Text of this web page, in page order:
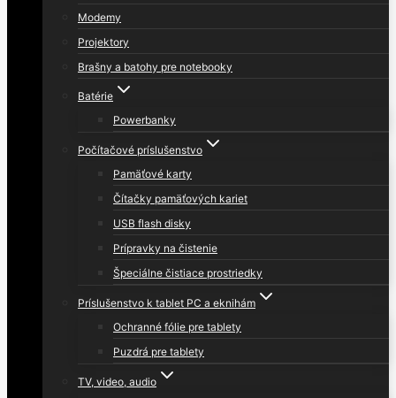
Modemy
Projektory
Brašny a batohy pre notebooky
Batérie
Powerbanky
Počítačové príslušenstvo
Pamäťové karty
Čítačky pamäťových kariet
USB flash disky
Prípravky na čistenie
Špeciálne čistiace prostriedky
Príslušenstvo k tablet PC a eknihám
Ochranné fólie pre tablety
Puzdrá pre tablety
TV, video, audio